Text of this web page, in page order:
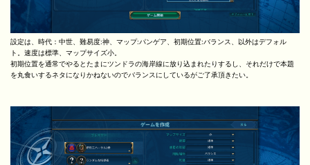
設定は、時代：中世、難易度:神、マップ:パンゲア、初期位置:バランス、以外はデフォル
ト。速度は標準、マップサイズ小。
初期位置を通常でやるとたまにツンドラの海岸線に放り込まれたりするし、それだけで本題
を丸食いするネタになりかねないのでバランスにしているがご了承頂きたい。